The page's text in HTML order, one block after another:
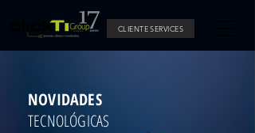
CLIENTE SERVICES
NOVIDADES
TECNOLÓGICAS